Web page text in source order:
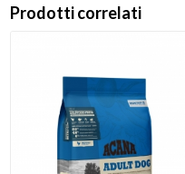
Prodotti correlati